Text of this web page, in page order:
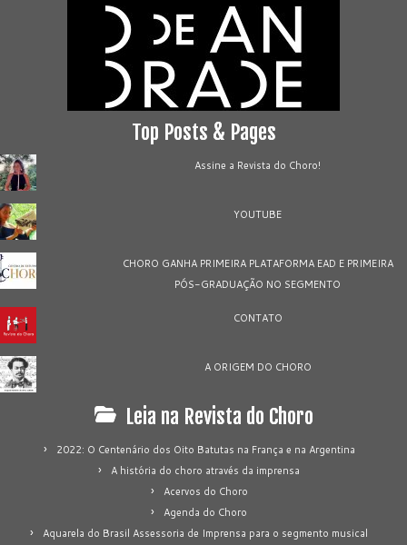
Top Posts & Pages
Assine a Revista do Choro!
YOUTUBE
CHORO GANHA PRIMEIRA PLATAFORMA EAD E PRIMEIRA
PÓS-GRADUAÇÃO NO SEGMENTO
CONTATO
A ORIGEM DO CHORO
Leia na Revista do Choro
2022: O Centenário dos Oito Batutas na França e na Argentina
A história do choro através da imprensa
Acervos do Choro
Agenda do Choro
Aquarela do Brasil Assessoria de Imprensa para o segmento musical